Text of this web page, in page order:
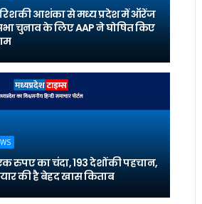
की आशंका से मध्य प्रदेश में ऑरेंज
चुनाव के लिए AAP ने घोषित किए
रुपए का चंदा, 193 देशों की पहचान,
की है बेहद खास किताब